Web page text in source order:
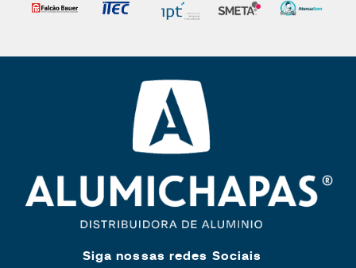
Siga nossas redes Sociais